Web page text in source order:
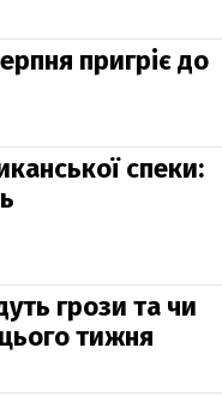
пригріє до
спеки:
грози та чи
тижня